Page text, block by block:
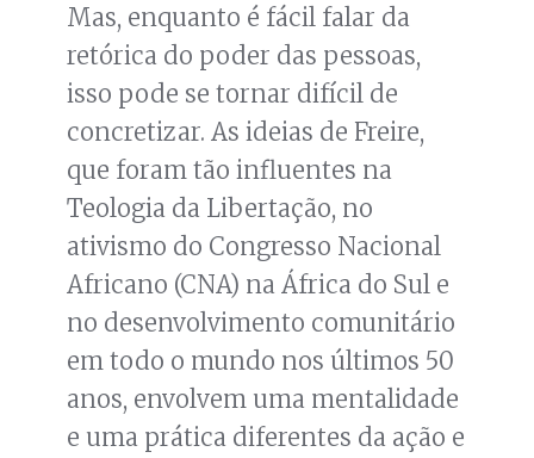
Mas, enquanto é fácil falar da
retórica do poder das pessoas,
isso pode se tornar difícil de
concretizar. As ideias de Freire,
que foram tão influentes na
Teologia da Libertação, no
ativismo do Congresso Nacional
Africano (CNA) na África do Sul e
no desenvolvimento comunitário
em todo o mundo nos últimos 50
anos, envolvem uma mentalidade
e uma prática diferentes da ação e